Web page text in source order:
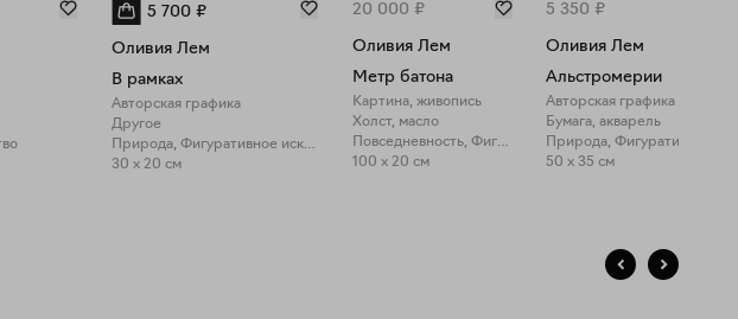
5 700 ₽
Оливия Лем
В рамках
Авторская графика
Другое
Природа, Фигуративное искусство
30 x 20 см
20 000 ₽
Оливия Лем
Метр батона
Картина, живопись
Холст, масло
Повседневность, Фигуративное искусство
100 x 20 см
5 350 ₽
Оливия Лем
Альстромерии
Авторская графика
Бумага, акварель
50 x 35 см